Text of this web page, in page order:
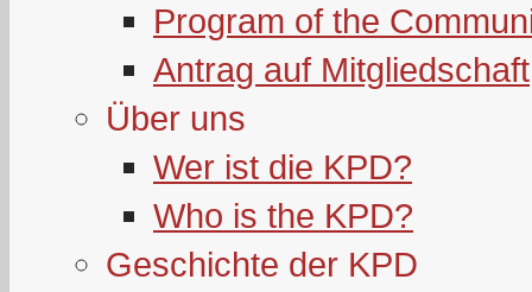
Program of the
Antrag auf Mitgliedschaft
Über uns
Wer ist die KPD?
Who is the KPD?
Geschichte der KPD